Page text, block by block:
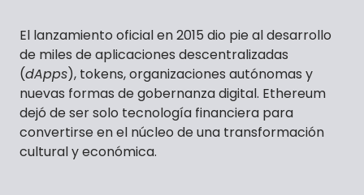
El lanzamiento oficial en 2015 dio pie al desarrollo
de miles de aplicaciones descentralizadas
(dApps), tokens, organizaciones autónomas y
nuevas formas de gobernanza digital. Ethereum
dejó de ser solo tecnología financiera para
convertirse en el núcleo de una transformación
cultural y económica.